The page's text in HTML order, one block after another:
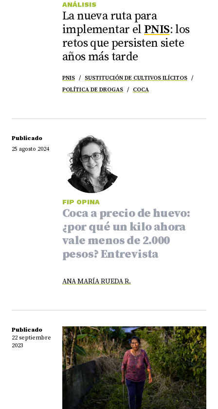
ANÁLISIS
La nueva ruta para
implementar el PNIS: los
retos que persisten siete
años más tarde
PNIS
SUSTITUCIÓN DE CULTIVOS ILÍCITOS
POLÍTICA DE DROGAS
COCA
Publicado
25 agosto 2024
FIP OPINA
Coca a precio de huevo:
¿por qué un kilo ahora
vale menos de 2.000
pesos? Entrevista
ANA MARÍA RUEDA R.
Publicado
22 septiembre
2023